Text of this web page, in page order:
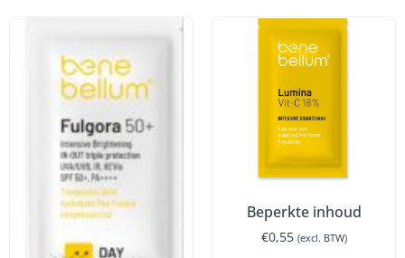
Beperkte inhoud
€0,55 (excl. BTW)